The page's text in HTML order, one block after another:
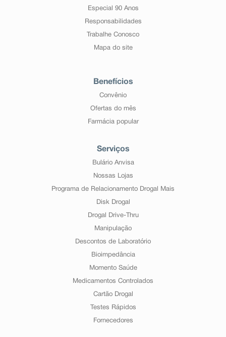
Especial 90 Anos
Responsabilidades
Trabalhe Conosco
Mapa do site
Benefícios
Convênio
Ofertas do mês
Farmácia popular
Serviços
Bulário Anvisa
Nossas Lojas
Programa de Relacionamento Drogal Mais
Disk Drogal
Drogal Drive-Thru
Manipulação
Descontos de Laboratório
Bioimpedância
Momento Saúde
Medicamentos Controlados
Cartão Drogal
Testes Rápidos
Fornecedores